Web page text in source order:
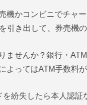
機かコンビニでチャ
引き出して、券売機
ませんか？銀行・
よってはATM手数料が
紛失したら本人認証